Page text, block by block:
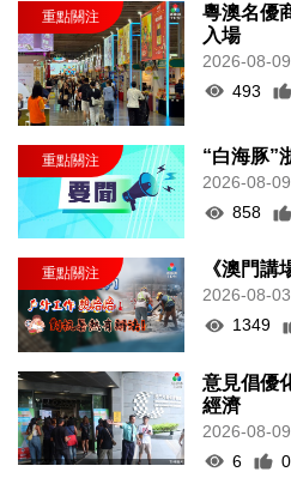
粵澳名優
入場
2026-08-
493
“白海豚”
2026-08-
858
《澳門講
2026-08-
1349
意見倡優
經濟
2026-08-
6
0